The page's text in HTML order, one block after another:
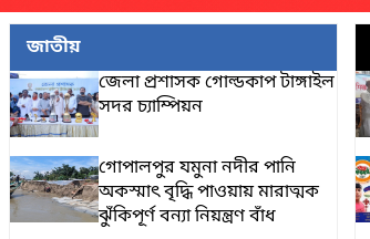
জাতীয়
জেলা প্রশাসক গোল্ডকাপ টাঙ্গাইল
সদর চ্যাম্পিয়ন
গোপালপুর যমুনা নদীর পানি
অকস্মাৎ বৃদ্ধি পাওয়ায় মারাত্মক
ঝুঁকিপূর্ণ বন্যা নিয়ন্ত্রণ বাঁধ